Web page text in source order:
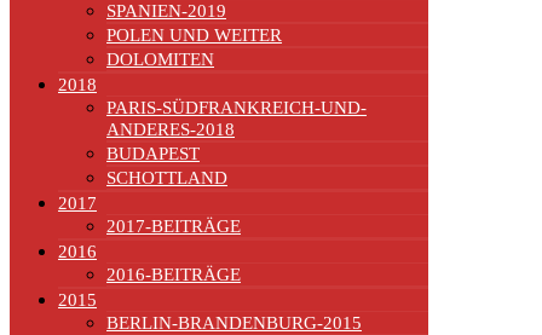
SPANIEN-2019
POLEN UND WEITER
DOLOMITEN
2018
PARIS-SÜDFRANKREICH-UND-
ANDERES-2018
BUDAPEST
SCHOTTLAND
2017
2017-BEITRÄGE
2016
2016-BEITRÄGE
2015
BERLIN-BRANDENBURG-2015